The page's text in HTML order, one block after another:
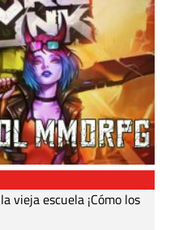
vieja escuela ¡Cómo los